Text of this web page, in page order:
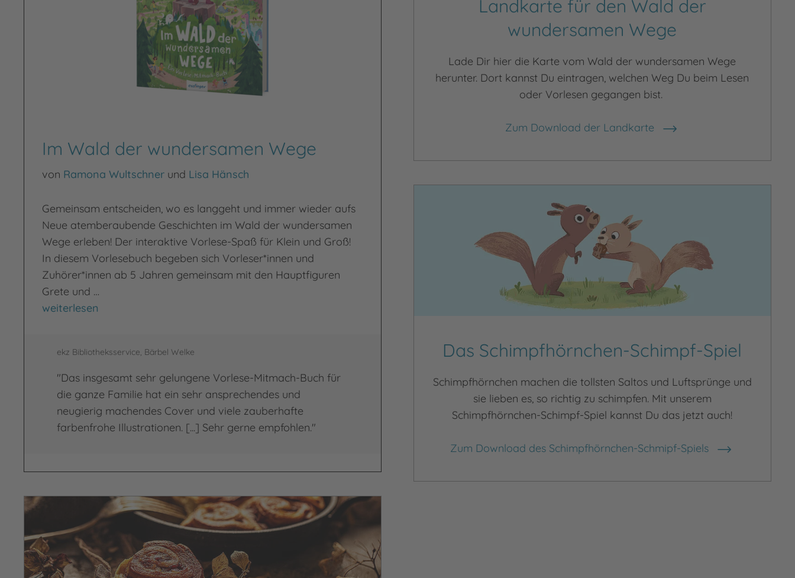
Im Wald der wundersamen Wege
von Ramona Wultschner und Lisa Hänsch
Gemeinsam entscheiden, wo es langgeht und immer wieder aufs
Neue atemberaubende Geschichten im Wald der wundersamen
Wege erleben! Der interaktive Vorlese-Spaß für Klein und Groß!
In diesem Vorlesebuch begeben sich Vorleser*innen und
Zuhörer*innen ab 5 Jahren gemeinsam mit den Hauptfiguren
Grete und …
Im Wald der wundersamen Wege
weiterlesen
ekz Bibliotheksservice, Bärbel Welke
"Das insgesamt sehr gelungene Vorlese-Mitmach-Buch für
die ganze Familie hat ein sehr ansprechendes und
neugierig machendes Cover und viele zauberhafte
farbenfrohe Illustrationen. [...] Sehr gerne empfohlen."
Landkarte für den Wald der
wundersamen Wege
Lade Dir hier die Karte vom Wald der wundersamen Wege
herunter. Dort kannst Du eintragen, welchen Weg Du beim Lesen
oder Vorlesen gegangen bist.
Zum Download der Landkarte
Das Schimpfhörnchen-Schimpf-Spiel
Schimpfhörnchen machen die tollsten Saltos und Luftsprünge und
sie lieben es, so richtig zu schimpfen. Mit unserem
Schimpfhörnchen-Schimpf-Spiel kannst Du das jetzt auch!
Zum Download des Schimpfhörnchen-Schmipf-Spiels